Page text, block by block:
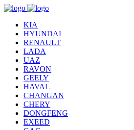
KIA
HYUNDAI
RENAULT
LADA
UAZ
RAVON
GEELY
HAVAL
CHANGAN
CHERY
DONGFENG
EXEED